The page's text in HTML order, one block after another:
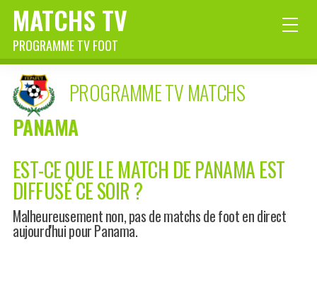
MATCHS TV
PROGRAMME TV FOOT
PROGRAMME TV MATCHS
PANAMA
EST-CE QUE LE MATCH DE PANAMA EST
DIFFUSÉ CE SOIR ?
Malheureusement non, pas de matchs de foot en direct
aujourd'hui pour Panama.